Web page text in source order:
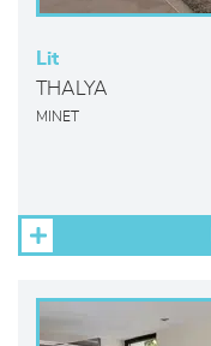
Lit
THALYA
MINET